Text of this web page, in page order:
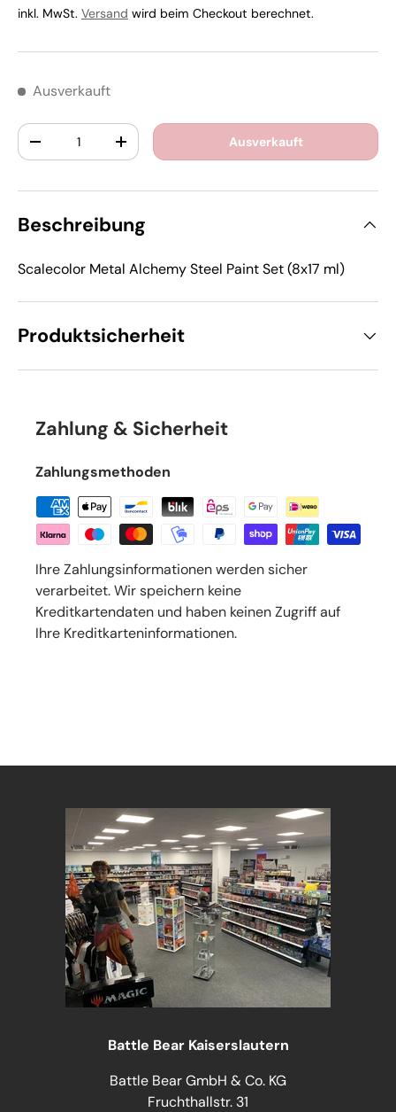
inkl. MwSt. Versand wird beim Checkout berechnet.
Ausverkauft
Anzahl
-
+ Ausverkauft
Beschreibung
Scalecolor Metal Alchemy Steel Paint Set (8x17 ml)
Produktsicherheit
Zahlung & Sicherheit
Zahlungsmethoden
Ihre Zahlungsinformationen werden sicher
verarbeitet. Wir speichern keine
Kreditkartendaten und haben keinen Zugriff auf
Ihre Kreditkarteninformationen.
Battle Bear Kaiserslautern
Battle Bear GmbH & Co. KG
Fruchthallstr. 31